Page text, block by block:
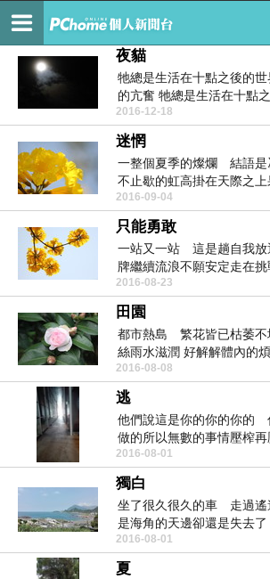
夢迴詩路
夜貓
牠總是生活在十點之後的
的亢奮 牠總是生活在十點
2016-12-18
迷惘
一整個夏季的燦爛 結語
不止歇的虹高掛在天際之
能枯黃凋...
2016-09-04
只能勇敢
一站又一站 這是趟自我放
牌繼續流浪不願安定走在
勇敢一戰...
2016-08-23
田園
都市熱島 繁花皆已枯萎不
絲雨水滋潤 好解解體內的煩
2016-08-08
逃
他們說這是你的你的你的
做的所以無數的事情壓榨
肉與骨成...
2016-08-01
獨白
坐了很久很久的車 走過遙
是海角的天邊卻還是失去
幽的環境...
2016-08-01
夏